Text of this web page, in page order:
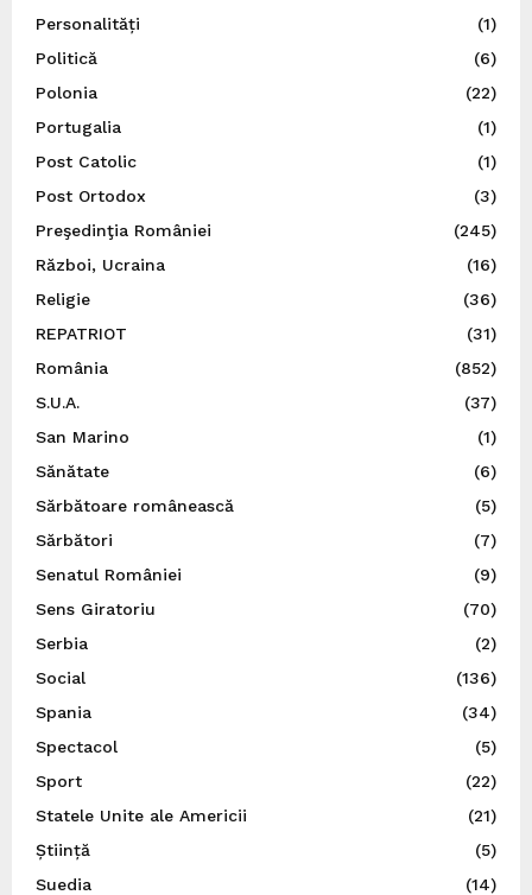
Personalități
(1)
Politică
(6)
Polonia
(22)
Portugalia
(1)
Post Catolic
(1)
Post Ortodox
(3)
Preşedinţia României
(245)
Război, Ucraina
(16)
Religie
(36)
REPATRIOT
(31)
România
(852)
S.U.A.
(37)
San Marino
(1)
Sănătate
(6)
Sărbătoare românească
(5)
Sărbători
(7)
Senatul României
(9)
Sens Giratoriu
(70)
Serbia
(2)
Social
(136)
Spania
(34)
Spectacol
(5)
Sport
(22)
Statele Unite ale Americii
(21)
Știință
(5)
Suedia
(14)